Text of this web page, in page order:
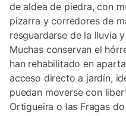
de aldea de piedra, con
pizarra y corredores de
resguardarse de la lluvia
Muchas conservan el
han rehabilitado en
acceso directo a jardín,
puedan moverse con
Ortigueira o las Fragas